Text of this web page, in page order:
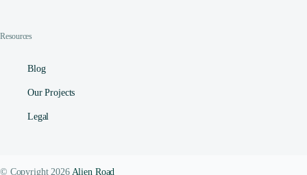
Resources
Blog
Our Projects
Legal
© Copyright 2026 Alien Road